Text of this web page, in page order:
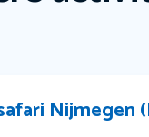
Nijmegen